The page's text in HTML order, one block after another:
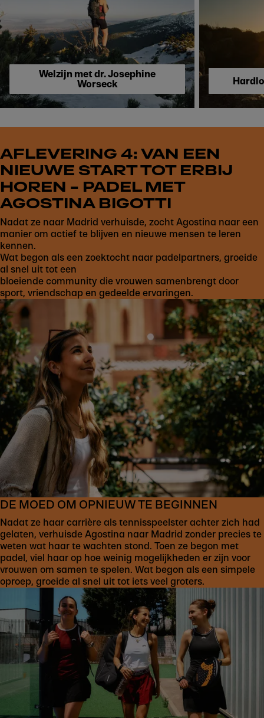
Skip to next section
Welzijn met dr. Josephine
Worseck
AFLEVERING 4: VAN EEN
NIEUWE START TOT ERBIJ
HOREN – PADEL MET
AGOSTINA BIGOTTI
Nadat ze naar Madrid verhuisde, zocht Agostina naar een
manier om actief te blijven en nieuwe mensen te leren
kennen.
Wat begon als een zoektocht naar padelpartners, groeide
al snel uit tot een
bloeiende community die vrouwen samenbrengt door
sport, vriendschap en gedeelde ervaringen.
DE MOED OM OPNIEUW TE BEGINNEN
Nadat ze haar carrière als tennisspeelster achter zich had
gelaten, verhuisde Agostina naar Madrid zonder precies te
weten wat haar te wachten stond. Toen ze begon met
padel, viel haar op hoe weinig mogelijkheden er zijn voor
vrouwen om samen te spelen. Wat begon als een simpele
oproep, groeide al snel uit tot iets veel groters.